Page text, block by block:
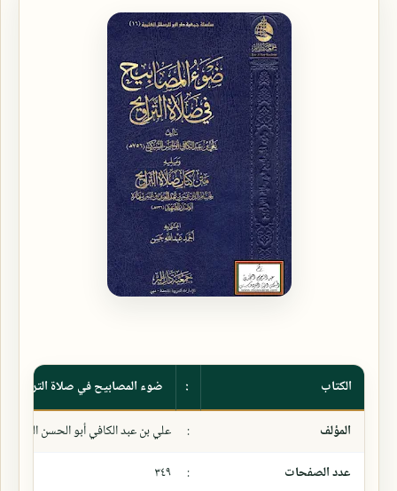
الكتاب :
ضوء المصابيح في صلاة التراويح
المؤلف
:
علي بن عبد الكافي أبو الحسن السبكي
عدد الصفحات
:
٣٤٩